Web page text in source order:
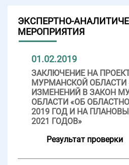
ЭКСПЕРТНО-
МЕРОПРИЯТИЯ
01.02.2019
ЗАКЛЮЧЕНИЕ НА
МУРМАНСКОЙ ОБЛАСТИ
ИЗМЕНЕНИЙ В ЗАКОН
ОБЛАСТИ «ОБ
2019 ГОД И НА
2021 ГОДОВ»
Результат проверки